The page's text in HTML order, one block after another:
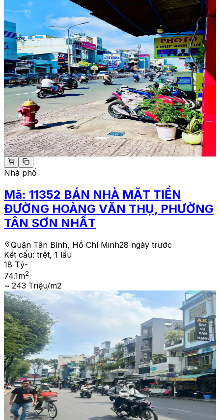
Nhà phố
Mã: 11352 BÁN NHÀ MẶT TIỀN
ĐƯỜNG HOÀNG VĂN THỤ, PHƯỜNG
TÂN SƠN NHẤT
Quận Tân Bình, Hồ Chí Minh28 ngày trước
Kết cấu: trệt, 1 lầu
18 Tỷ-
74.1m2
~ 243 Triệu/m2